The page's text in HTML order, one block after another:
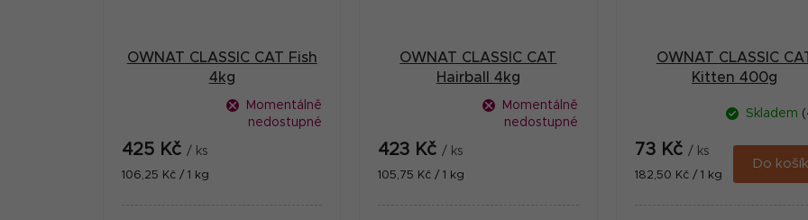
OWNAT CLASSIC CAT Fish
4kg
Momentálně
nedostupné
425 Kč / ks
Měrná
106,25 Kč / 1 kg
OWNAT CLASSIC CAT
Hairball 4kg
Momentálně
nedostupné
423 Kč / ks
Měrná
105,75 Kč / 1 kg
OWNAT CLASSIC
Kitten 400g
Skladem
73 Kč / ks
Měrná
182,50 Kč / 1 kg
Do